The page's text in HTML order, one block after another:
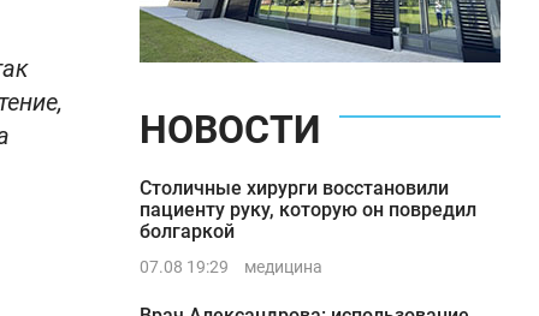
НОВОСТИ
Столичные хирурги восстановили
пациенту руку, которую он повредил
болгаркой
07.08 19:29 медицина